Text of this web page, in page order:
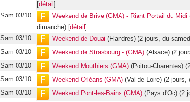
[détail ]
Sam 03/10
Weekend de Brive (GMA) - Riant Portail du Midi
dimanche) [détail ]
Sam 03/10
Weekend de Douai (Flandres) (2 jours, du
Sam 03/10
Weekend de Strasbourg - (GMA) (Alsace) (2
Sam 03/10
Weekend Mouthiers (GMA) (Poitou-Charentes)
Sam 03/10
Weekend Orléans (GMA) (Val de Loire) (2 jours,
Sam 03/10
Weekend Pont-les-Bains (GMA) (Pays d'Oc) (2